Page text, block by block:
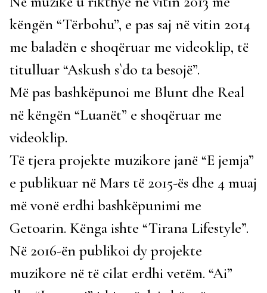
këngën “Tërbohu”, e pas saj në vitin 2014
me baladën e shoqëruar me videoklip, të
titulluar “Askush s`do ta besojë”.
Më pas bashkëpunoi me Blunt dhe Real
në këngën “Luanët” e shoqëruar me
videoklip.
Të tjera projekte muzikore janë “E jemja”
e publikuar në Mars të 2015-ës dhe 4 muaj
më vonë erdhi bashkëpunimi me
Getoarin. Kënga ishte “Tirana Lifestyle”.
Në 2016-ën publikoi dy projekte
muzikore në të cilat erdhi vetëm. “Ai”